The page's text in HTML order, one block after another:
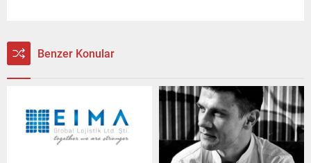
Benzer Konular